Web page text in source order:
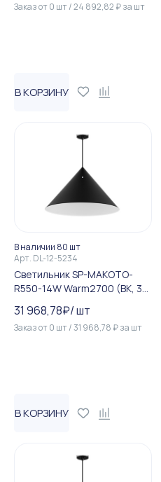
Заказ от0 шт/24 892,82 ₽за шт
В КОРЗИНУ
В наличии 80 шт
Арт. DL-12-5234
Светильник SP-MAKOTO-
R550-14W Warm2700 (BK, 36
31 968,78₽/шт
Заказ от0 шт/31 968,78 ₽за шт
В КОРЗИНУ